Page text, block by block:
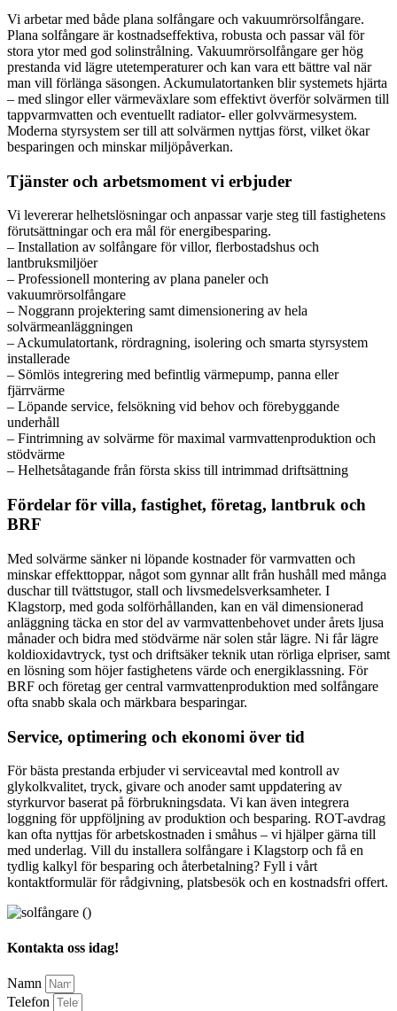
Vi arbetar med både plana solfångare och vakuumrörsolfångare.
Plana solfångare är kostnadseffektiva, robusta och passar väl för
stora ytor med god solinstrålning. Vakuumrörsolfångare ger hög
prestanda vid lägre utetemperaturer och kan vara ett bättre val när
man vill förlänga säsongen. Ackumulatortanken blir systemets hjärta
– med slingor eller värmeväxlare som effektivt överför solvärmen till
tappvarmvatten och eventuellt radiator- eller golvvärmesystem.
Moderna styrsystem ser till att solvärmen nyttjas först, vilket ökar
besparingen och minskar miljöpåverkan.
Tjänster och arbetsmoment vi erbjuder
Vi levererar helhetslösningar och anpassar varje steg till fastighetens
förutsättningar och era mål för energibesparing.
– Installation av solfångare för villor, flerbostadshus och
lantbruksmiljöer
– Professionell montering av plana paneler och
vakuumrörsolfångare
– Noggrann projektering samt dimensionering av hela
solvärmeanläggningen
– Ackumulatortank, rördragning, isolering och smarta styrsystem
installerade
– Sömlös integrering med befintlig värmepump, panna eller
fjärrvärme
– Löpande service, felsökning vid behov och förebyggande
underhåll
– Fintrimning av solvärme för maximal varmvattenproduktion och
stödvärme
– Helhetsåtagande från första skiss till intrimmad driftsättning
Fördelar för villa, fastighet, företag, lantbruk och
BRF
Med solvärme sänker ni löpande kostnader för varmvatten och
minskar effekttoppar, något som gynnar allt från hushåll med många
duschar till tvättstugor, stall och livsmedelsverksamheter. I
Klagstorp, med goda solförhållanden, kan en väl dimensionerad
anläggning täcka en stor del av varmvattenbehovet under årets ljusa
månader och bidra med stödvärme när solen står lägre. Ni får lägre
koldioxidavtryck, tyst och driftsäker teknik utan rörliga elpriser, samt
en lösning som höjer fastighetens värde och energiklassning. För
BRF och företag ger central varmvattenproduktion med solfångare
ofta snabb skala och märkbara besparingar.
Service, optimering och ekonomi över tid
För bästa prestanda erbjuder vi serviceavtal med kontroll av
glykolkvalitet, tryck, givare och anoder samt uppdatering av
styrkurvor baserat på förbrukningsdata. Vi kan även integrera
loggning för uppföljning av produktion och besparing. ROT-avdrag
kan ofta nyttjas för arbetskostnaden i småhus – vi hjälper gärna till
med underlag. Vill du installera solfångare i Klagstorp och få en
tydlig kalkyl för besparing och återbetalning? Fyll i vårt
kontaktformulär för rådgivning, platsbesök och en kostnadsfri offert.
Kontakta oss idag!
Namn
Telefon